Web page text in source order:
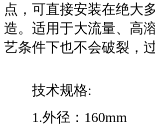
点，可直接安装在绝大
造。适用于大流量、高
艺条件下也不会破裂，
技术规格:
1.外径：160mm